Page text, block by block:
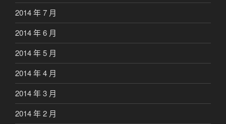
2014 年 7 月
2014 年 6 月
2014 年 5 月
2014 年 4 月
2014 年 3 月
2014 年 2 月